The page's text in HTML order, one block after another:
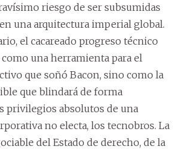
riesgo de ser subsumidas
una arquitectura imperial global.
el cacareado progreso técnico
una herramienta para el
que soñó Bacon, sino como la
que blindará de forma
privilegios absolutos de una
no electa, los tecnobros. La
del Estado de derecho, de la